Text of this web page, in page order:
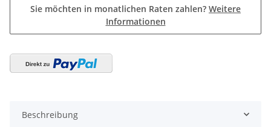
Sie möchten in monatlichen Raten zahlen? Weitere
Informationen
Beschreibung